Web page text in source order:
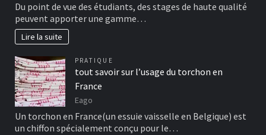
Du point de vue des étudiants, des stages de haute qualité
peuvent apporter une gamme…
Lire la suite
PRATIQUE
tout savoir sur l’usage du torchon en
France
Eago
Un torchon en France(un essuie vaisselle en Belgique) est
un chiffon spécialement conçu pour le…